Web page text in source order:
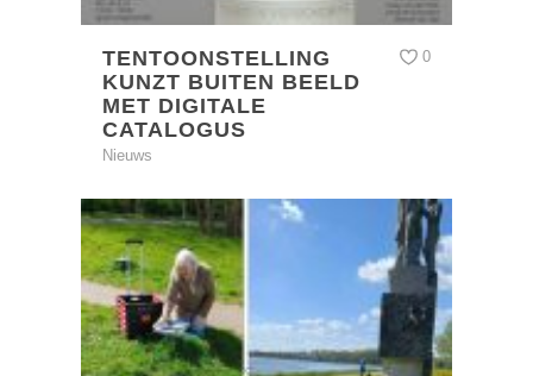
TENTOONSTELLING
KUNZT BUITEN BEELD
MET DIGITALE
CATALOGUS
Nieuws
0